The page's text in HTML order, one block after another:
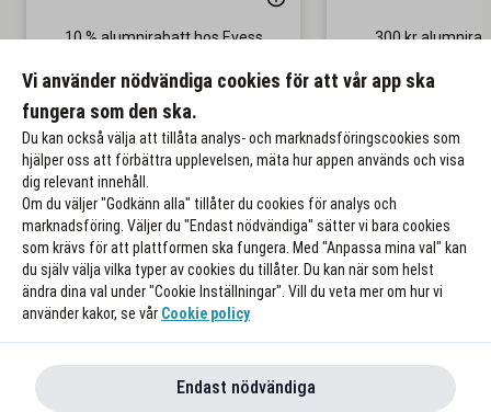
10 % alumnirabatt hos Evess
Till rabatten
300 kr
Gäller på sista
Vi använder nödvändiga cookies för att vår app ska
fungera som den ska.
Du kan också välja att tillåta analys- och marknadsföringscookies som
hjälper oss att förbättra upplevelsen, mäta hur appen används och visa
dig relevant innehåll.
Om du väljer "Godkänn alla" tillåter du cookies för analys och
marknadsföring. Väljer du "Endast nödvändiga" sätter vi bara cookies
som krävs för att plattformen ska fungera. Med "Anpassa mina val" kan
du själv välja vilka typer av cookies du tillåter. Du kan när som helst
ändra dina val under "Cookie Inställningar". Vill du veta mer om hur vi
använder kakor, se vår Cookie policy
Endast nödvändiga